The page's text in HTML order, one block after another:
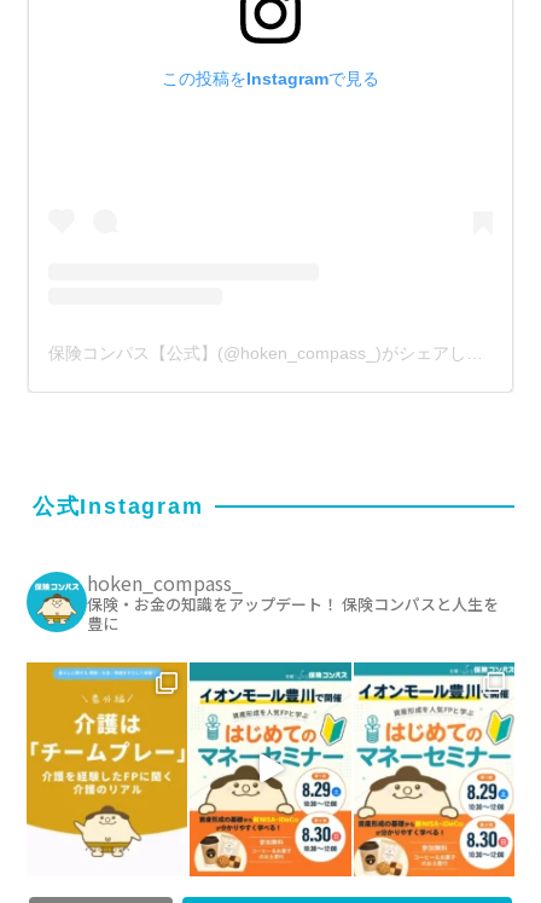
この投稿をInstagramで見る
公式Instagram
hoken_compass_
保険・お金の知識をアップデート！ 保険コンパスと人生を
豊に